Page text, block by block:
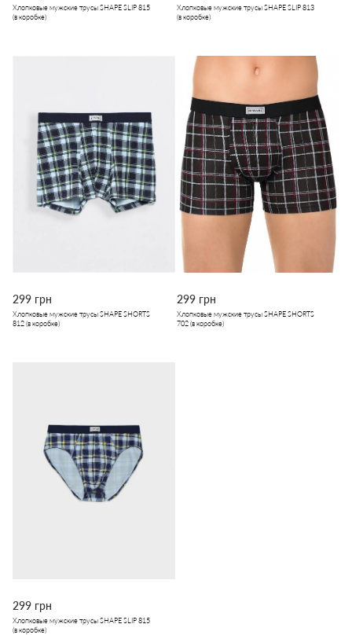
Хлопковые мужские трусы SHAPE SLIP 815
(в коробке)
Хлопковые мужские трусы SHAPE SLIP 813
(в коробке)
299 грн
Хлопковые мужские трусы SHAPE SHORTS
812 (в коробке)
299 грн
Хлопковые мужские трусы SHAPE SHORTS
702 (в коробке)
299 грн
Хлопковые мужские трусы SHAPE SLIP 815
(в коробке)